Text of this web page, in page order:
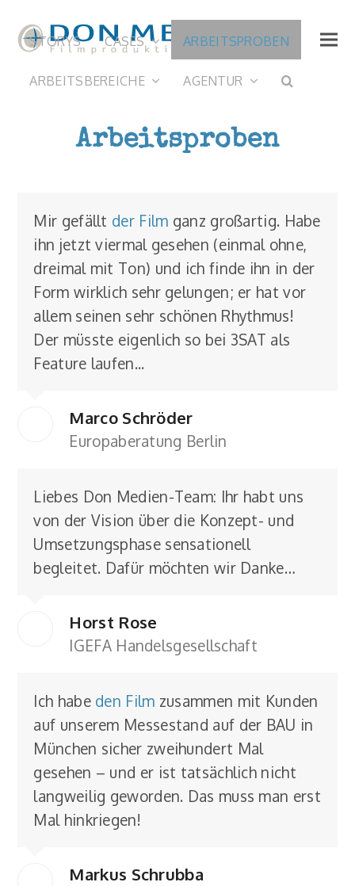
STORYS CASES ARBEITSPROBEN
ARBEITSBEREICHE AGENTUR
Arbeitsproben
Mir gefällt der Film ganz großartig. Habe
ihn jetzt viermal gesehen (einmal ohne,
dreimal mit Ton) und ich finde ihn in der
Form wirklich sehr gelungen; er hat vor
allem seinen sehr schönen Rhythmus!
Der müsste eigenlich so bei 3SAT als
Feature laufen...
Marco Schröder
Europaberatung Berlin
Liebes Don Medien-Team: Ihr habt uns
von der Vision über die Konzept- und
Umsetzungsphase sensationell
begleitet. Dafür möchten wir Danke…
Horst Rose
IGEFA Handelsgesellschaft
Ich habe den Film zusammen mit Kunden
auf unserem Messestand auf der BAU in
München sicher zweihundert Mal
gesehen – und er ist tatsächlich nicht
langweilig geworden. Das muss man erst
Mal hinkriegen!
Markus Schrubba